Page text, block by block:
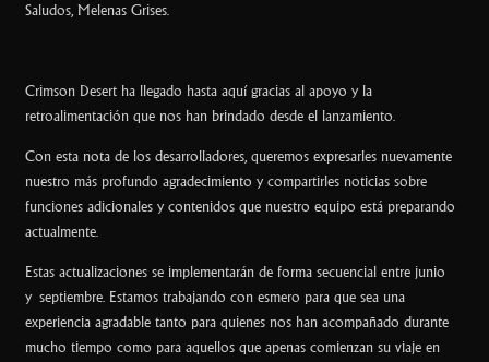
k
Saludos, Melenas Grises.
Crimson Desert ha llegado hasta aquí gracias al apoyo y la
retroalimentación que nos han brindado desde el lanzamiento.
Con esta nota de los desarrolladores, queremos expresarles nuevamente
nuestro más profundo agradecimiento y compartirles noticias sobre
funciones adicionales y contenidos que nuestro equipo está preparando
actualmente.
Estas actualizaciones se implementarán de forma secuencial entre junio
yseptiembre . Estamos trabajando con esmero para que sea una
experiencia agradable tanto para quienes nos han acompañado durante
mucho tiempo como para aquellos que apenas comienzan su viaje en